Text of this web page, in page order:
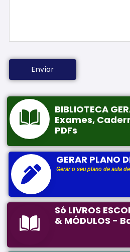
BIBLIOTECA
Exames,
PDFs
GERAR PLANO
Gerar o seu plano de aula
Só LIVROS
& MÓDULOS -